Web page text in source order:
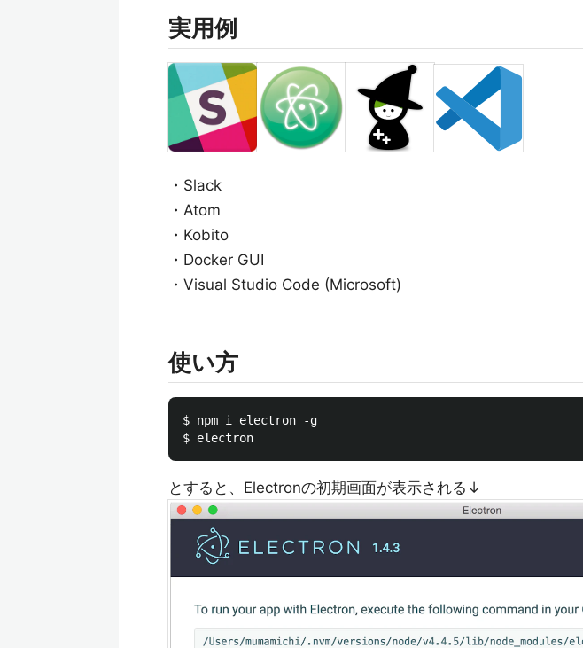
実用例
・Slack
・Atom
・Kobito
・Docker GUI
・Visual Studio Code (Microsoft)
使い方
$ npm i electron -g
とすると、Electronの初期画面が表示される↓